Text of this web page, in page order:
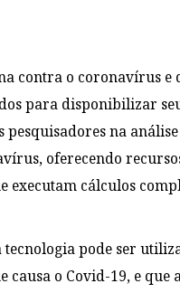
contra o coronavírus e
para disponibilizar
pesquisadores na
oferecendo
cálculos
pode ser
o Covid-19, e que